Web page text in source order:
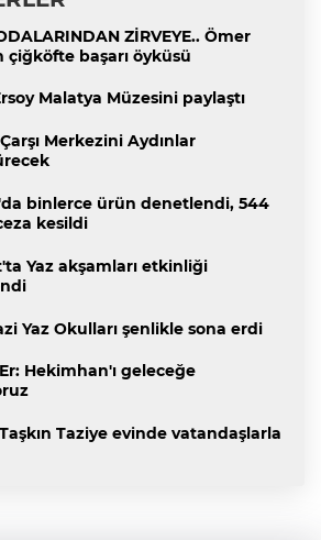
ZİRVEYE.. Ömer
çiğköfte başarı öyküsü
Malatya Müzesini paylaştı
Merkezini Aydınlar
binlerce ürün denetlendi, 544
kesildi
Yaz akşamları etkinliği
Yaz Okulları şenlikle sona erdi
Hekimhan'ı geleceğe
Taziye evinde vatandaşlarla